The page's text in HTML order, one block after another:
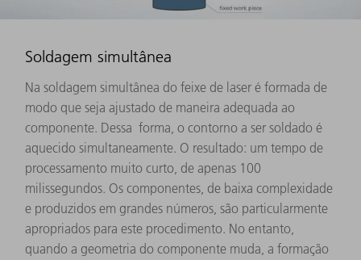
Soldagem simultânea
Na soldagem simultânea do feixe de laser é formada de
modo que seja ajustado de maneira adequada ao
componente. Dessa forma, o contorno a ser soldado é
aquecido simultaneamente. O resultado: um tempo de
processamento muito curto, de apenas 100
milissegundos. Os componentes, de baixa complexidade
e produzidos em grandes números, são particularmente
apropriados para este procedimento. No entanto,
quando a geometria do componente muda, a formação